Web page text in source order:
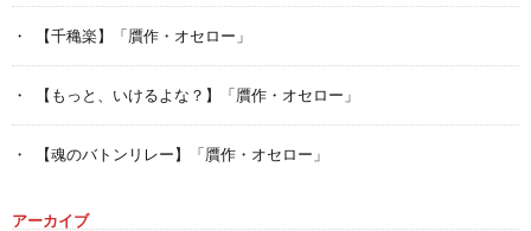
【千穐楽】「贋作・オセロー」
【もっと、いけるよな？】「贋作・オセロー」
【魂のバトンリレー】「贋作・オセロー」
アーカイブ